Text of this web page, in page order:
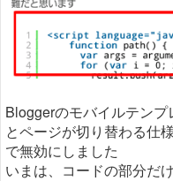
Bloggerのモバイルテン
とページが切り替わる仕
で無効にしました
いまは、コードの部分だ